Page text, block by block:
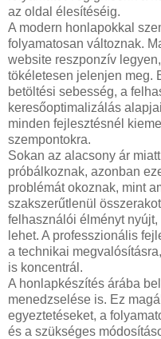
az oldal élesítéséig.
A modern honlapokkal
folyamatosan változnak.
website reszponzív
tökéletesen jelenjen meg.
betöltési sebesség, a
keresőoptimalizálás
minden fejlesztésnél
szempontokra.
Sokan az alacsony ár
próbálkoznak, azonban
problémát okoznak, mint
szakszerűtlenül
felhasználói élményt
lehet. A professzionális
a technikai
is koncentrál.
A honlapkészítés árába
menedzselése is. Ez
egyeztetéseket, a
és a szükséges